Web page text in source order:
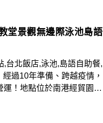
堂景觀無邊際泳池島語
台北飯店,泳池,島語自助餐,
過10年準備、跨越疫情，
！地點位於南港經貿園區